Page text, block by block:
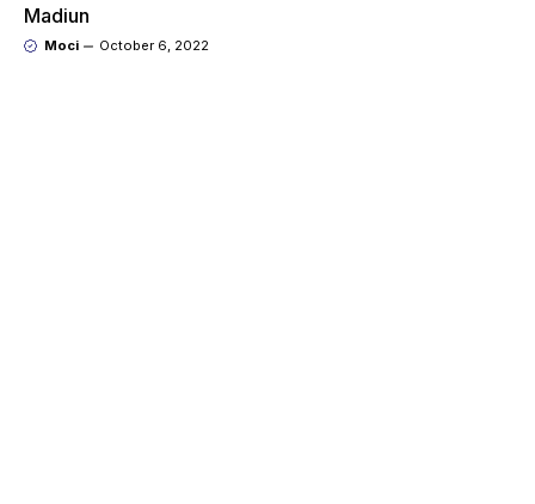
Madiun
Moci October 6, 2022